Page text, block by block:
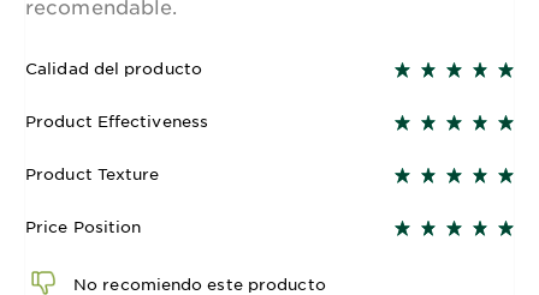
recomendable.
Calidad del producto
Product Effectiveness
Product Texture
Price Position
No recomiendo este producto